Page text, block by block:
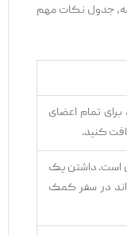
جدول نکات مهم
تمام اعضای
کنید.
است. داشتن یک
در سفر کمک